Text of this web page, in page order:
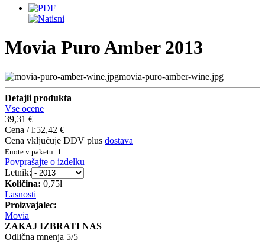
Movia Puro Amber 2013
movia-puro-amber-wine.jpg
Detajli produkta
Vse ocene
39,31 €
Cena / l:52,42 €
Cena vključuje DDV plus dostava
Enote v paketu: 1
Povprašajte o izdelku
Letnik:
Količina: 0,75l
Lasnosti
Proizvajalec:
Movia
ZAKAJ IZBRATI NAS
Odlična mnenja 5/5